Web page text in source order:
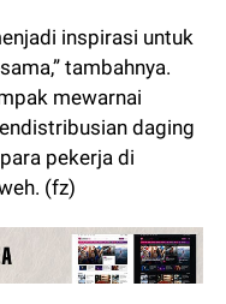
inspirasi untuk
tambahnya.
mewarnai
daging
pekerja di
(fz)